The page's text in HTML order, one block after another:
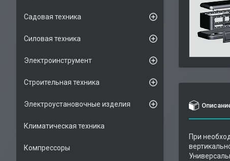
При
Садовая техника
Силовая техника
Электроинструмент
Строительная техника
Электроустановочные изделия
Климатическая техника
Компрессоры